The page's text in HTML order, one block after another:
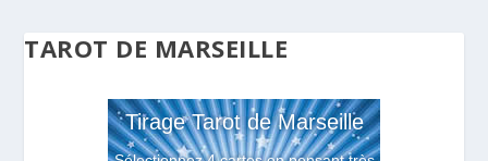
TAROT DE MARSEILLE